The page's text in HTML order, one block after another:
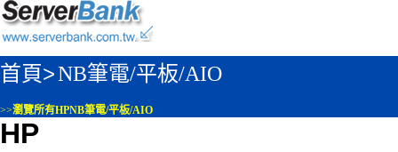
首頁>NB筆電/平板/AIO
>>瀏覽所有HPNB筆電/平板/AIO
HP